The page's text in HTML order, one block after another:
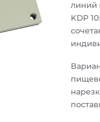
линий
KDP